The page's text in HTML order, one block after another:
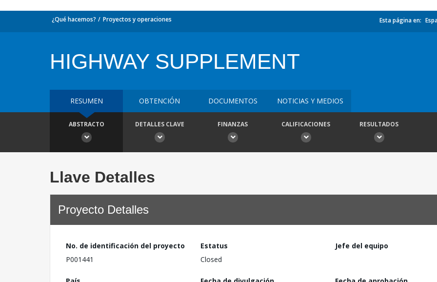
¿Qué hacemos? Proyectos y operaciones Esta página en:
HIGHWAY SUPPLEMENT
RESUMEN OBTENCIÓN DOCUMENTOS NOTICIAS Y MEDIOS
ABSTRACTO DETALLES CLAVE FINANZAS CALIFICACIONES RESULTADOS
Llave Detalles
Proyecto Detalles
No. de identificación del proyecto
P001441
Estatus
Closed
Jefe del equipo